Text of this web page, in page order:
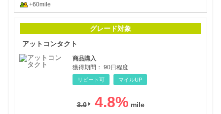
+60mile
グレード対象
アットコンタクト
商品購入
獲得期間： 90日程度
リピート可 マイルUP
3.0 4.8%